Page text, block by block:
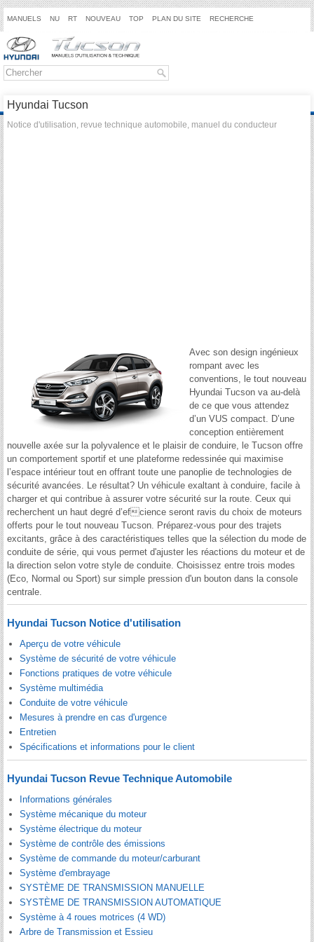
MANUELS NU RT NOUVEAU TOP PLAN DU SITE RECHERCHE
Hyundai Tucson
Notice d'utilisation, revue technique automobile, manuel du conducteur
Avec son design ingénieux
rompant avec les
conventions, le tout nouveau
Hyundai Tucson va au-delà
de ce que vous attendez
d’un VUS compact. D’une
conception entièrement
nouvelle axée sur la polyvalence et le plaisir de conduire, le Tucson offre
un comportement sportif et une plateforme redessinée qui maximise
l’espace intérieur tout en offrant toute une panoplie de technologies de
sécurité avancées. Le résultat? Un véhicule exaltant à conduire, facile à
charger et qui contribue à assurer votre sécurité sur la route. Ceux qui
recherchent un haut degré d’efcience seront ravis du choix de moteurs
offerts pour le tout nouveau Tucson. Préparez-vous pour des trajets
excitants, grâce à des caractéristiques telles que la sélection du mode de
conduite de série, qui vous permet d'ajuster les réactions du moteur et de
la direction selon votre style de conduite. Choisissez entre trois modes
(Eco, Normal ou Sport) sur simple pression d'un bouton dans la console
centrale.
Hyundai Tucson Notice d'utilisation
Aperçu de votre véhicule
Système de sécurité de votre véhicule
Fonctions pratiques de votre véhicule
Système multimédia
Conduite de votre véhicule
Mesures à prendre en cas d'urgence
Entretien
Spécifications et informations pour le client
Hyundai Tucson Revue Technique Automobile
Informations générales
Système mécanique du moteur
Système électrique du moteur
Système de contrôle des émissions
Système de commande du moteur/carburant
Système d'embrayage
SYSTÈME DE TRANSMISSION MANUELLE
SYSTÈME DE TRANSMISSION AUTOMATIQUE
Système à 4 roues motrices (4 WD)
Arbre de Transmission et Essieu